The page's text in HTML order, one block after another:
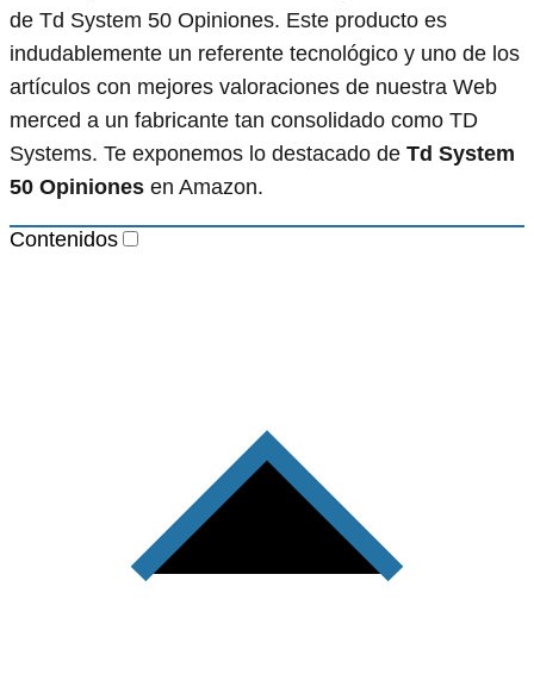
de Td System 50 Opiniones. Este producto es
indudablemente un referente tecnológico y uno de los
artículos con mejores valoraciones de nuestra Web
merced a un fabricante tan consolidado como TD
Systems. Te exponemos lo destacado de Td System
50 Opiniones en Amazon.
Contenidos